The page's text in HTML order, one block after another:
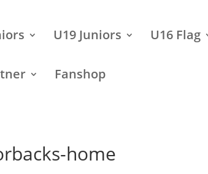
U19 Juniors U16 Flag
Fanshop
home